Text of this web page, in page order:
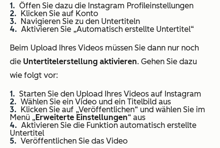
Öffen Sie dazu die Instagram Profileinstellungen
Klicken Sie auf Konto
Navigieren Sie zu den Untertiteln
Aktivieren Sie „Automatisch erstellte Untertitel“
Beim Upload Ihres Videos müssen Sie dann nur noch
die Untertitelerstellung aktivieren. Gehen Sie dazu
wie folgt vor:
Starten Sie den Upload Ihres Videos auf Instagram
Wählen Sie ein Video und ein Titelbild aus
Klicken Sie auf „Veröffentlichen“ und wählen Sie im
Menü „Erweiterte Einstellungen“ aus
Aktivieren Sie die Funktion automatisch erstellte
Untertitel
Veröffentlichen Sie das Video